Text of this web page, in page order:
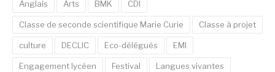
Anglais Arts BMK CDI
Classe de seconde scientifique Marie Curie Classe à projet
culture DECLIC Eco-délégués EMI
Engagement lycéen Festival Langues vivantes